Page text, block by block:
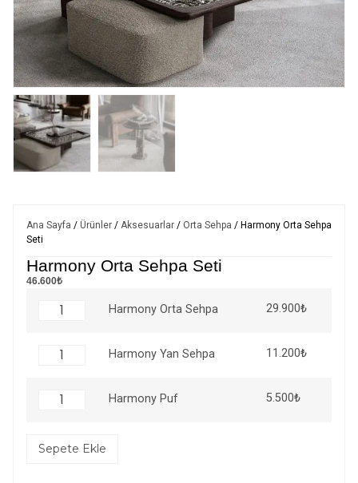
Ana Sayfa / Ürünler / Aksesuarlar / Orta Sehpa / Harmony Orta Sehpa
Seti
Harmony Orta Sehpa Seti
46.600₺
Harmony Orta Sehpa 29.900₺
Harmony Yan Sehpa 11.200₺
Harmony Puf 5.500₺
Sepete Ekle